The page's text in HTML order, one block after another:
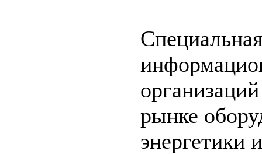
Специальная
рынке
энергетики и